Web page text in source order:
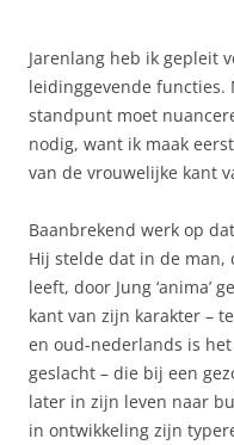
Jarenlang heb ik gepleit
leidinggevende
standpunt moet
nodig, want ik maak
van de vrouwelijke kant
Baanbrekend werk op
Hij stelde dat in de
leeft, door Jung ‘anima’
kant van zijn karakter –
en oud-nederlands is
geslacht – die bij een
later in zijn leven naar
in ontwikkeling zijn